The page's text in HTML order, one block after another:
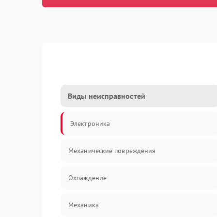
Виды неисправностей
Электроника
Механические повреждения
Охлаждение
Механика